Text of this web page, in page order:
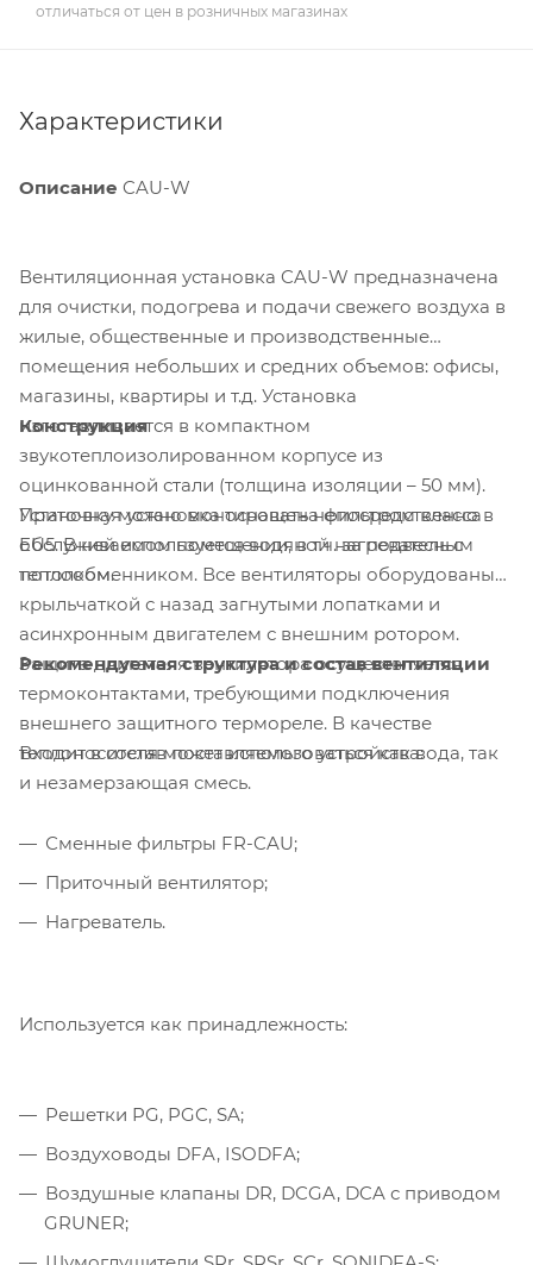
отличаться от цен в розничных магазинах
Характеристики
Описание CAU-W
Вентиляционная установка CAU-W предназначена
для очистки, подогрева и подачи свежего воздуха в
жилые, общественные и производственные
помещения небольших и средних объемов: офисы,
магазины, квартиры и т.д. Установка
изготавливается в компактном
звукотеплоизолированном корпусе из
оцинкованной стали (толщина изоляции – 50 мм).
Установку можно монтировать непосредственно в
обслуживаемом помещении, в т.ч. за подвесным
потолком.
Конструкция
Приточная установка оснащена фильтром класса
EU5. В ней используется водяной нагреватель с
теплообменником. Все вентиляторы оборудованы
крыльчаткой с назад загнутыми лопатками и
асинхронным двигателем с внешним ротором.
Защита двигателя вентилятора осуществляется
термоконтактами, требующими подключения
внешнего защитного термореле. В качестве
теплоносителя может использоваться как вода, так
и незамерзающая смесь.
Рекомендуемая структура и состав вентиляции
Входит в состав поставляемого устройства:
Сменные фильтры FR-CAU;
Приточный вентилятор;
Нагреватель.
Используется как принадлежность:
Решетки PG, PGC, SA;
Воздуховоды DFA, ISODFA;
Воздушные клапаны DR, DCGA, DCA с приводом
GRUNER;